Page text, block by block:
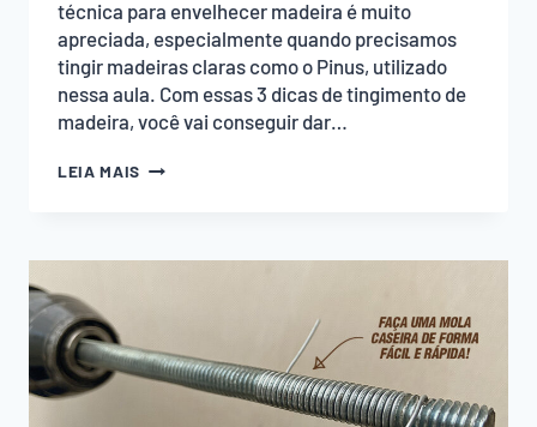
técnica para envelhecer madeira é muito
apreciada, especialmente quando precisamos
tingir madeiras claras como o Pinus, utilizado
nessa aula. Com essas 3 dicas de tingimento de
madeira, você vai conseguir dar…
LEIA MAIS TÉCNICA
MADEIRA: